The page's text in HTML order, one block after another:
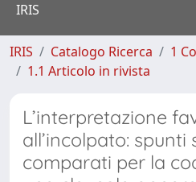
IRIS
IRIS Catalogo Ricerca
1
1.1 Articolo in rivista
L’interpretazione
all’incolpato: spunti
comparati per la